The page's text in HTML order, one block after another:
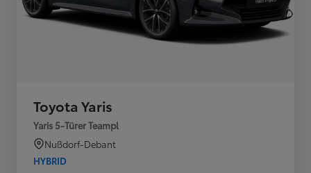
Toyota Yaris
Yaris 5-Türer Teampl
Nußdorf-Debant
HYBRID